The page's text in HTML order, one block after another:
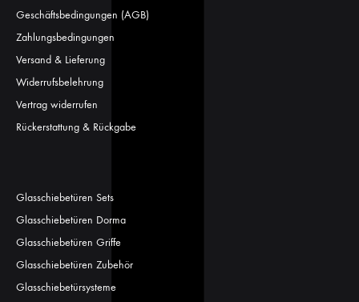
Geschäftsbedingungen (AGB)
Zahlungsbedingungen
Versand & Lieferung
Widerrufsbelehrung
Vertrag widerrufen
Rückerstattung & Rückgabe
Glasschiebetüren Sets
Glasschiebetüren Dorma
Glasschiebetüren Griffe
Glasschiebetüren Zubehör
Glasschiebetürsysteme